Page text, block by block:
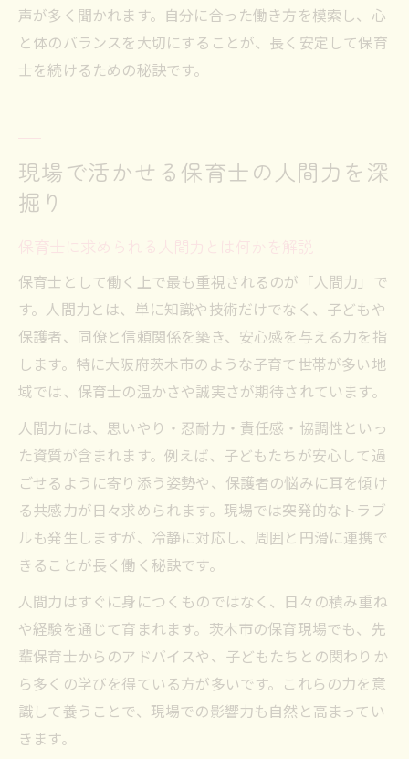
声が多く聞かれます。自分に合った働き方を模索し、心
と体のバランスを大切にすることが、長く安定して保育
士を続けるための秘訣です。
現場で活かせる保育士の人間力を深
掘り
保育士に求められる人間力とは何かを解説
保育士として働く上で最も重視されるのが「人間力」で
す。人間力とは、単に知識や技術だけでなく、子どもや
保護者、同僚と信頼関係を築き、安心感を与える力を指
します。特に大阪府茨木市のような子育て世帯が多い地
域では、保育士の温かさや誠実さが期待されています。
人間力には、思いやり・忍耐力・責任感・協調性といっ
た資質が含まれます。例えば、子どもたちが安心して過
ごせるように寄り添う姿勢や、保護者の悩みに耳を傾け
る共感力が日々求められます。現場では突発的なトラブ
ルも発生しますが、冷静に対応し、周囲と円滑に連携で
きることが長く働く秘訣です。
人間力はすぐに身につくものではなく、日々の積み重ね
や経験を通じて育まれます。茨木市の保育現場でも、先
輩保育士からのアドバイスや、子どもたちとの関わりか
ら多くの学びを得ている方が多いです。これらの力を意
識して養うことで、現場での影響力も自然と高まってい
きます。